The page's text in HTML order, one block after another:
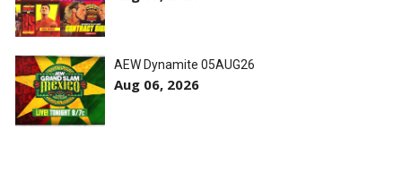
SCSA867-Aug 07 2026
WWE: Possível adversário de Roman Reigns no
México revelado
AEW Dynamite 05AUG26
Aug 06, 2026